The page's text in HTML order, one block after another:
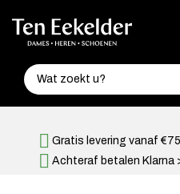
Gratis levering vanaf
Achteraf betalen Klarna